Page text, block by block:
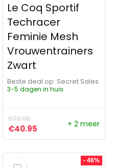
Le Coq Sportif
Techracer
Feminie Mesh
Vrouwentrainers
Zwart
Beste deal op:
Secret Sales
3-5 dagen in huis
€70.95
Oorspronkelijke prijs was:
€40.95 Huidige prijs is:
+ 2 meer
- 46%